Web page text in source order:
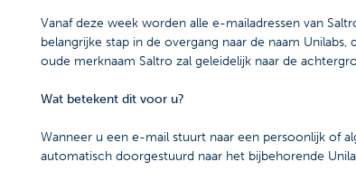
Vanaf deze week worden alle e-mailadressen van
belangrijke stap in de overgang naar de naam
oude merknaam Saltro zal geleidelijk naar de
Wat betekent dit voor u?
Wanneer u een e-mail stuurt naar een persoonlijk of
automatisch doorgestuurd naar het bijbehorende